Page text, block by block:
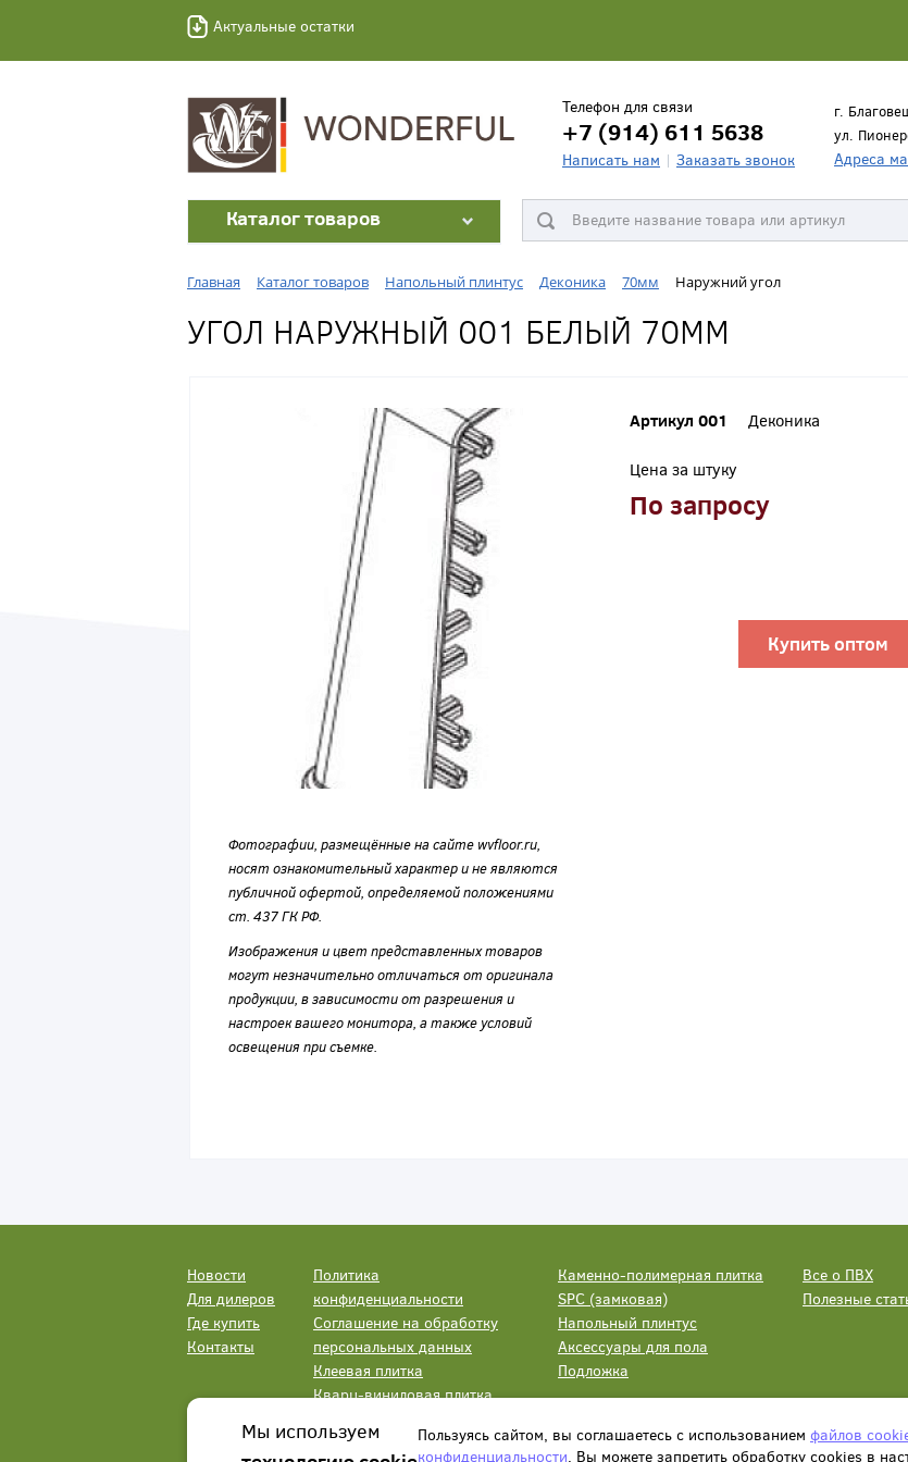
Актуальные остатки
Телефон для связи
+7 (914) 611 5638
Написать нам Заказать звонок
г.
ул.
Адреса
Каталог товаров
Главная Каталог товаров Напольный плинтус Деконика 70мм Наружний угол
УГОЛ НАРУЖНЫЙ 001 БЕЛЫЙ 70ММ
Фотографии, размещённые на сайте wvfloor.ru,
носят ознакомительный характер и не являются
публичной офертой, определяемой положениями
ст. 437 ГК РФ.
Изображения и цвет представленных товаров
могут незначительно отличаться от оригинала
продукции, в зависимости от разрешения и
настроек вашего монитора, а также условий
освещения при съемке.
Артикул 001 Деконика
Цена за штуку
По запросу
Купить оптом
Новости
Для дилеров
Где купить
Контакты
Политика
конфиденциальности
Соглашение на обработку
персональных данных
Клеевая плитка
Кварц-виниловая плитка
Каменно-полимерная плитка
SPC (замковая)
Напольный плинтус
Аксессуары для пола
Подложка
Все о ПВХ
Полезные
Мы используем
Пользуясь сайтом, вы соглашаетесь с использованием файлов
конфиденциальности. Вы можете запретить обработку сookies в